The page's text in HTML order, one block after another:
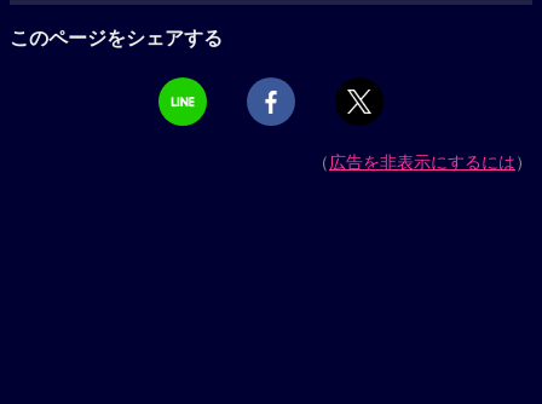
このページをシェアする
（広告を非表示にするには）